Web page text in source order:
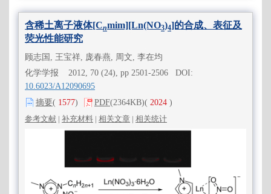
含稀土离子液体[Cnmim][Ln(NO3)4]的合成、表征及
荧光性能研究
顾志国, 王宝祥, 庞春燕, 周文, 李在均
化学学报 2012, 70 (24), pp 2501-2506 DOI:
10.6023/A12090695
摘要( 1577) PDF(2364KB)( 2024 )
参考文献 | 补充材料 | 相关文章 | 相关统计